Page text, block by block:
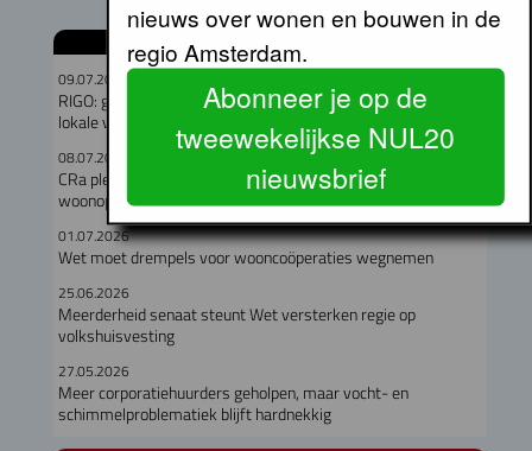
GERELATEERDE ARTIKELEN
09.07.2026
RIGO: geen verband tussen omvang woningcorporatie en
lokale verankering
08.07.2026
CRa pleit voor kwaliteit en verbeeldingskracht in de
woonopgave
01.07.2026
Wet moet drempels voor wooncoöperaties wegnemen
25.06.2026
Meerderheid senaat steunt Wet versterken regie op
volkshuisvesting
27.05.2026
Meer corporatiehuurders geholpen, maar vocht- en
schimmelproblematiek blijft hardnekkig
nieuws over wonen en bouwen in de
regio Amsterdam.
Abonneer je op de
tweewekelijkse NUL20
nieuwsbrief